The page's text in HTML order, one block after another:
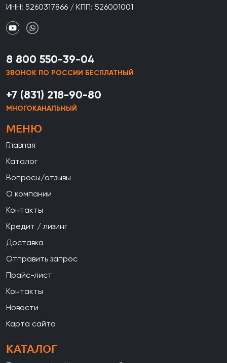
ИНН: 5260317866 / КПП: 526001001
8 800 550-39-04
ЗВОНОК ПО РОССИИ БЕСПЛАТНЫЙ
+7 (831) 218-90-80
МНОГОКАНАЛЬНЫЙ
МЕНЮ
Главная
Каталог
Вопросы/отзывы
О компании
Контакты
Кредит / лизинг
Доставка
Отправить запрос
Прайс-лист
Контакты
Новости
Карта сайта
КАТАЛОГ